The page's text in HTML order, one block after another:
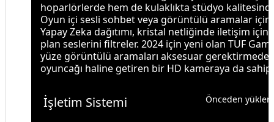
hoparlörlerde hem de kulaklıkta stüdyo kalitesinde
Oyun içi sesli sohbet veya görüntülü aramalar için
Yapay Zeka dağıtımı, kristal netliğinde iletişim için
plan seslerini filtreler. 2024 için yeni olan TUF
yüze görüntülü aramaları aksesuar
oyuncağı haline getiren bir HD kameraya da sahip.
İşletim Sistemi Önceden